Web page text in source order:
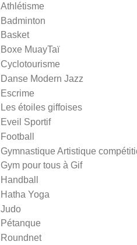
Athlétisme
Badminton
Basket
Boxe MuayTaï
Cyclotourisme
Danse Modern Jazz
Escrime
Les étoiles giffoises
Eveil Sportif
Football
Gymnastique Artistique
Gym pour tous à Gif
Handball
Hatha Yoga
Judo
Pétanque
Roundnet